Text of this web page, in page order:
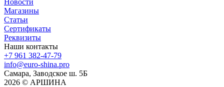
Магазины
Статьи
Сертификаты
Реквизиты
Наши контакты
+7 961 382-47-79
info@euro-shina.pro
Самара, Заводское ш. 5Б
2026 © АРШИНА